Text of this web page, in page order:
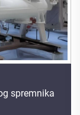
spremnika